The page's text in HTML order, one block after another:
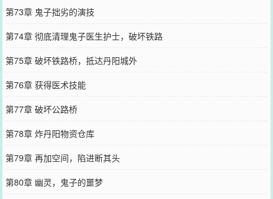
第73章 鬼子拙劣的演技
第74章 彻底清理鬼子医生护士，破坏铁路
第75章 破坏铁路桥，抵达丹阳城外
第76章 获得医术技能
第77章 破坏公路桥
第78章 炸丹阳物资仓库
第79章 再加空间，陷进断其头
第80章 幽灵，鬼子的噩梦